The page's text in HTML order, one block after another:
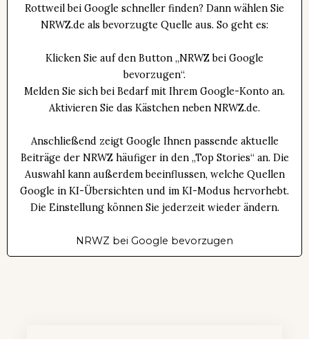
Rottweil bei Google schneller finden? Dann wählen Sie
NRWZ.de als bevorzugte Quelle aus. So geht es:
Klicken Sie auf den Button „NRWZ bei Google
bevorzugen“.
Melden Sie sich bei Bedarf mit Ihrem Google-Konto an.
Aktivieren Sie das Kästchen neben NRWZ.de.
Anschließend zeigt Google Ihnen passende aktuelle
Beiträge der NRWZ häufiger in den „Top Stories“ an. Die
Auswahl kann außerdem beeinflussen, welche Quellen
Google in KI-Übersichten und im KI-Modus hervorhebt.
Die Einstellung können Sie jederzeit wieder ändern.
NRWZ bei Google bevorzugen